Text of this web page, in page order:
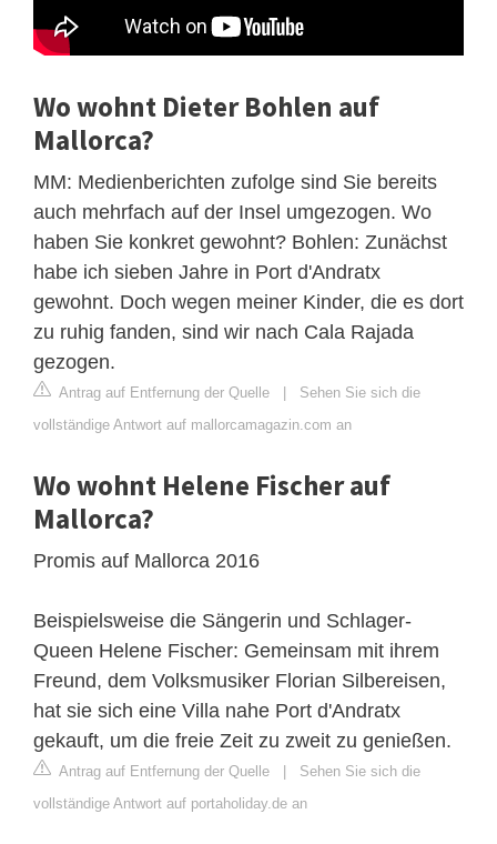
Wo wohnt Dieter Bohlen auf
Mallorca?
MM: Medienberichten zufolge sind Sie bereits
auch mehrfach auf der Insel umgezogen. Wo
haben Sie konkret gewohnt? Bohlen: Zunächst
habe ich sieben Jahre in Port d'Andratx
gewohnt. Doch wegen meiner Kinder, die es dort
zu ruhig fanden, sind wir nach Cala Rajada
gezogen.
Antrag auf Entfernung der Quelle | Sehen Sie sich die
vollständige Antwort auf mallorcamagazin.com an
Wo wohnt Helene Fischer auf
Mallorca?
Promis auf Mallorca 2016
Beispielsweise die Sängerin und Schlager-
Queen Helene Fischer: Gemeinsam mit ihrem
Freund, dem Volksmusiker Florian Silbereisen,
hat sie sich eine Villa nahe Port d'Andratx
gekauft, um die freie Zeit zu zweit zu genießen.
Antrag auf Entfernung der Quelle | Sehen Sie sich die
vollständige Antwort auf portaholiday.de an